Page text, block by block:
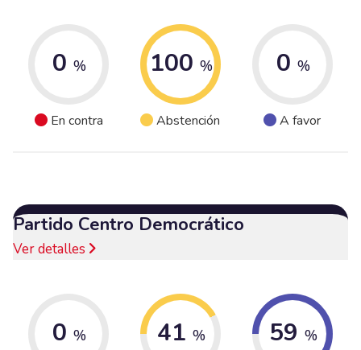
0 %
En contra
100 %
Abstención
0 %
A favor
Partido Centro Democrático
Ver detalles
0 % 41 % 59 %